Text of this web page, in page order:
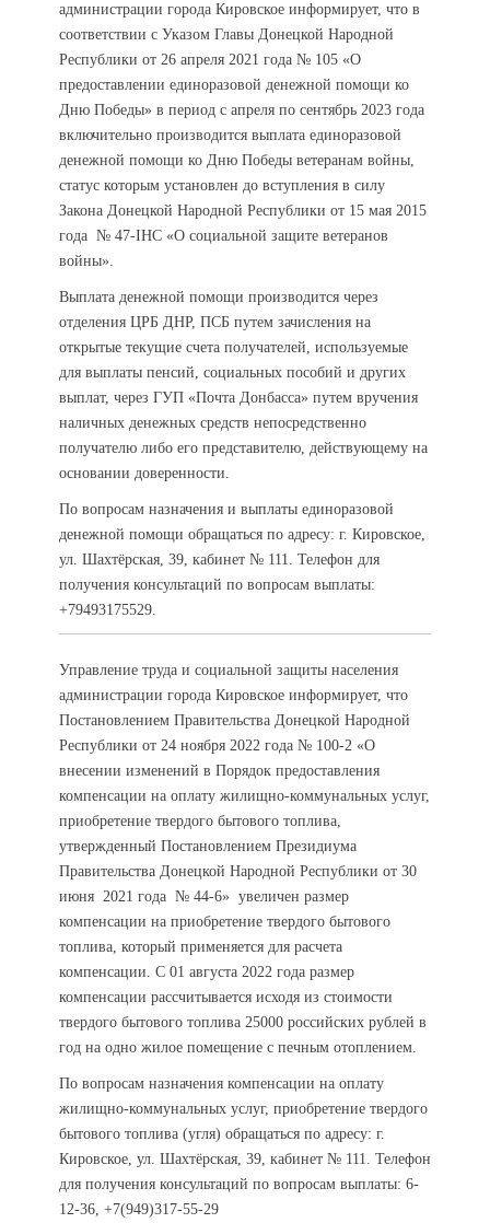
администрации города Кировское информирует, что в
соответствии с Указом Главы Донецкой Народной
Республики от 26 апреля 2021 года № 105 «О
предоставлении единоразовой денежной помощи ко
Дню Победы» в период с апреля по сентябрь 2023 года
включительно производится выплата единоразовой
денежной помощи ко Дню Победы ветеранам войны,
статус которым установлен до вступления в силу
Закона Донецкой Народной Республики от 15 мая 2015
года № 47-ІНС «О социальной защите ветеранов
войны».
Выплата денежной помощи производится через
отделения ЦРБ ДНР, ПСБ путем зачисления на
открытые текущие счета получателей, используемые
для выплаты пенсий, социальных пособий и других
выплат, через ГУП «Почта Донбасса» путем вручения
наличных денежных средств непосредственно
получателю либо его представителю, действующему на
основании доверенности.
По вопросам назначения и выплаты единоразовой
денежной помощи обращаться по адресу: г. Кировское,
ул. Шахтёрская, 39, кабинет № 111. Телефон для
получения консультаций по вопросам выплаты:
+79493175529.
Управление труда и социальной защиты населения
администрации города Кировское информирует, что
Постановлением Правительства Донецкой Народной
Республики от 24 ноября 2022 года № 100-2 «О
внесении изменений в Порядок предоставления
компенсации на оплату жилищно-коммунальных услуг,
приобретение твердого бытового топлива,
утвержденный Постановлением Президиума
Правительства Донецкой Народной Республики от 30
июня 2021 года № 44-6» увеличен размер
компенсации на приобретение твердого бытового
топлива, который применяется для расчета
компенсации. С 01 августа 2022 года размер
компенсации рассчитывается исходя из стоимости
твердого бытового топлива 25000 российских рублей в
год на одно жилое помещение с печным отоплением.
По вопросам назначения компенсации на оплату
жилищно-коммунальных услуг, приобретение твердого
бытового топлива (угля) обращаться по адресу: г.
Кировское, ул. Шахтёрская, 39, кабинет № 111. Телефон
для получения консультаций по вопросам выплаты: 6-
12-36, +7(949)317-55-29